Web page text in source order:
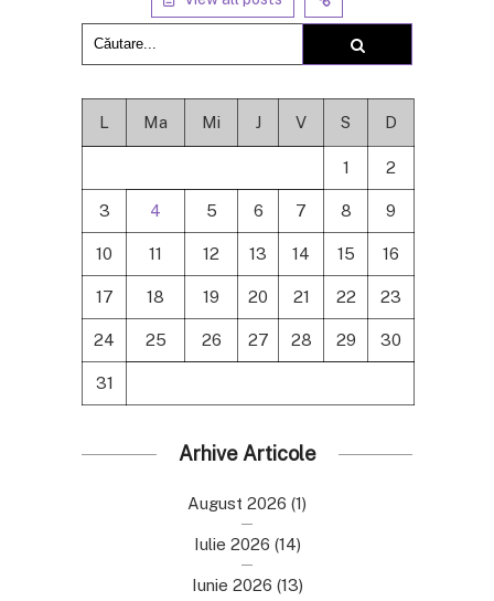
L Ma Mi J V S D
1 2
3 4 5 6 7 8 9
10 11 12 13 14 15 16
17 18 19 20 21 22 23
24 25 26 27 28 29 30
31
Arhive Articole
August 2026 (1)
Iulie 2026 (14)
Iunie 2026 (13)